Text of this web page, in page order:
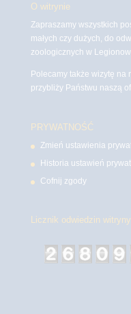
O witrynie
Zapraszamy wszystkich
małych czy dużych, do
zoologicznych w
Polecamy także wizytę na
przybliży Państwu naszą
PRYWATNOŚĆ
Zmień ustawienia
Historia ustawień
Cofnij zgody
Licznik odwiedzin witryny